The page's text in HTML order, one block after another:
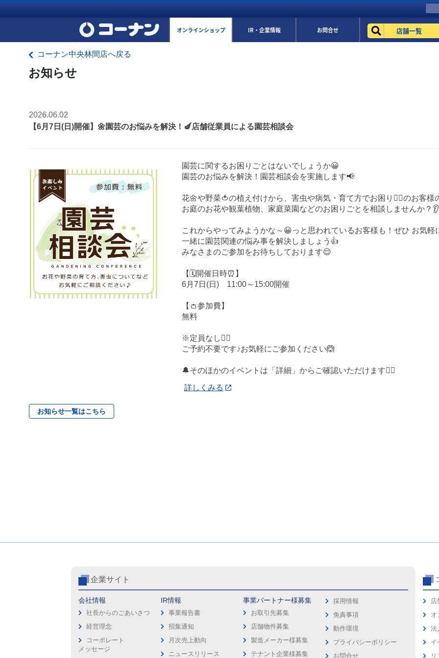
オンラインショップ IR・企業情報 お問合せ 店舗一覧
コーナン中央林間店へ戻る
お知らせ
2026.06.02
【6月7日(日)開催】🌼園芸のお悩みを解決！🍆店舗従業員による園芸相談会
園芸に関するお困りごとはないでしょうか😀
園芸のお悩みを解決！園芸相談会を実施します📢
花🌼や野菜🍅の植え付けから、害虫や病気・育て方でお困り😮‍💨のお客様
お庭のお花や観葉植物、家庭菜園などのお困りごとを相談しませんか？👂
これからやってみようかな～😀っと思われているお客様も！ぜひ お気軽
一緒に園芸関連の悩み事を解決しましょう👍
みなさまのご参加をお待ちしております😌
【🗓️開催日時⏰】
6月7日(日) 11:00～15:00開催
【👛参加費】
無料
※定員なし🙅‍♀️
ご予約不要です♪お気軽にご参加ください🙆
🔔そのほかのイベントは「詳細」からご確認いただけます💁‍♀️
詳しくみる
お知らせ一覧はこちら
企業サイト
会社情報
社長からのごあいさつ
経営理念
コーポレート
メッセージ
IR情報
事業報告書
招集通知
月次売上動向
ニュースリリース
事業パートナー様募集
お取引先募集
店舗物件募集
製造メーカー様募集
テナント企業様募集
採用情報
免責事項
動作環境
プライバシーポリシー
お問合せ
店
オ
法
イ